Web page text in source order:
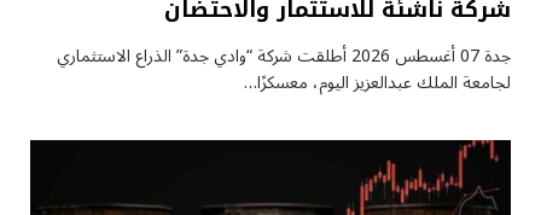
شركة ناشئة للاستثمار والاحتضان
جدة 07 أغسطس 2026 أطلقت شركة “وادي جدة” الذراع الاستثماري
لجامعة الملك عبدالعزيز اليوم، معسكرًا…